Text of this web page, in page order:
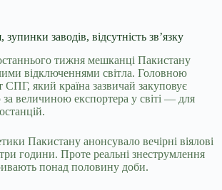
заводів, відсутність зв’язку
тижня мешканці Пакистану
відключеннями світла. Головною
який країна зазвичай закуповує
величиною експортера у світі — для
Пакистану анонсувало вечірні віялові
години. Проте реальні знеструмлення
понад половину доби.